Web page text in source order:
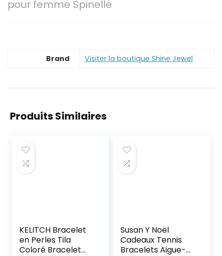
pour femme Spinelle
Brand Visiter la boutique Shine Jewel
Produits Similaires
KELITCH Bracelet
en Perles Tila
Coloré Bracelet
Susan Y Noël
Cadeaux Tennis
Bracelets Aigue-